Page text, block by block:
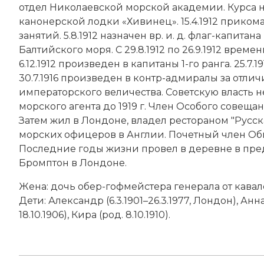
отдел Николаевской морской академии. Курса
канонерской лодки «Хивинец». 15.4.1912
занятий. 5.8.1912 назначен вр. и. д. флаг-
Балтийского моря. С 29.8.1912 по 26.9.1912
6.12.1912 произведен в капитаны 1-го ранга.
30.7.1916 произведен в контр-адмиралы за
императорского величества. Советскую власть
морского агента до 1919 г. Член Особого
Затем жил в Лондоне, владел рестораном
морских офицеров в Англии. Почетный член
Последние годы жизни провел в деревне в
Бромптон в Лондоне.
Жена: дочь обер-гофмейстера генерала от
Дети: Александр (6.3.1901–26.3.1977, Лондон),
18.10.1906), Кира (род. 8.10.1910).